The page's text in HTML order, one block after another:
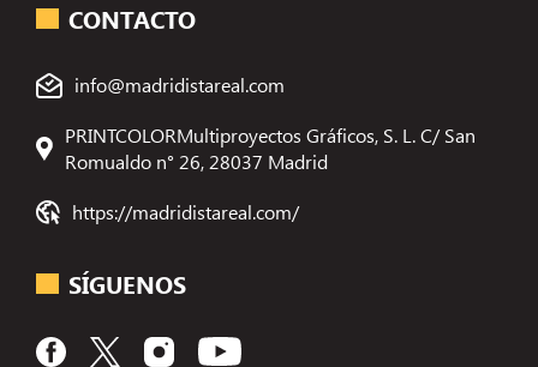
CONTACTO
info@madridistareal.com
PRINTCOLORMultiproyectos Gráficos, S. L. C/ San
Romualdo n° 26, 28037 Madrid
https://madridistareal.com/
SÍGUENOS